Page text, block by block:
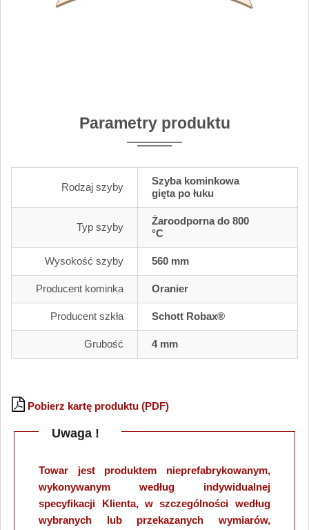
Parametry produktu
Rodzaj szyby
Szyba kominkowa
gięta po łuku
Typ szyby
Żaroodporna do 800
°C
Wysokość szyby 560 mm
Producent kominka Oranier
Producent szkła Schott Robax®
Grubość 4 mm
Pobierz kartę produktu (PDF)
Uwaga !
Towar jest produktem nieprefabrykowanym,
wykonywanym według indywidualnej
specyfikacji Klienta, w szczególności według
wybranych lub przekazanych wymiarów,